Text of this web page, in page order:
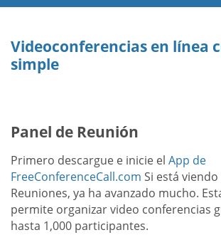
Videoconferencias en línea
simple
Panel de Reunión
Primero descargue e inicie el App de
FreeConferenceCall.com Si está
Reuniones, ya ha avanzado mucho.
permite organizar video conferencias
hasta 1,000 participantes.